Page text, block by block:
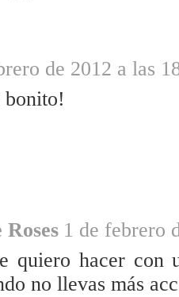
de 2012 a las
bonito!
1 de febrero
quiero hacer con
no llevas más